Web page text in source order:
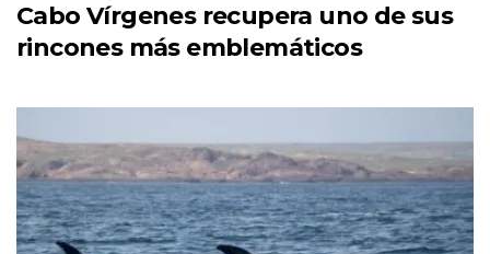
Cabo Vírgenes recupera uno de sus
rincones más emblemáticos